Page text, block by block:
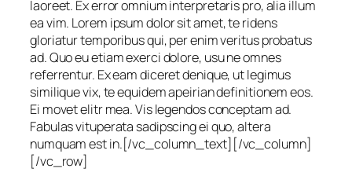
laoreet. Ex error omnium interpretaris pro, alia illum
ea vim. Lorem ipsum dolor sit amet, te ridens
gloriatur temporibus qui, per enim veritus probatus
ad. Quo eu etiam exerci dolore, usu ne omnes
referrentur. Ex eam diceret denique, ut legimus
similique vix, te equidem apeirian definitionem eos.
Ei movet elitr mea. Vis legendos conceptam ad.
Fabulas vituperata sadipscing ei quo, altera
numquam est in.[/vc_column_text][/vc_column]
[/vc_row]